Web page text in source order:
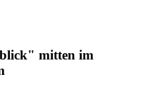
mitten im